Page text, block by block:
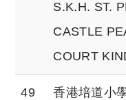
S.K.H. ST.
CASTLE
COURT
49 香港培道小